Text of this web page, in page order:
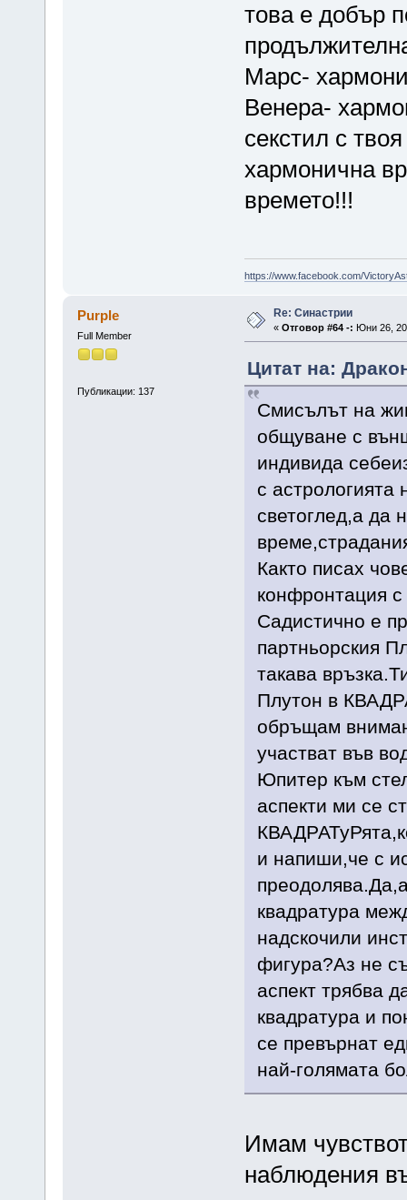
това е добър
Марс-
Венера-
секстил с
хармонична
времето!!!
https://www.facebook.com/
Purple
Full Member
Публикации: 137
Re: Синастрии
« Отговор #64 -: Юни 26,
Цитат на:
Смисълът на
общуване с
индивида
с астрологията
светоглед,а да
Както писах
конфронтация с
Садистично е
партньорския
такава
Плутон в
обръщам
участват във
Юпитер към
аспекти ми се
и напиши,че с
квадратура
надскочили
фигура?Аз не
аспект трябва
квадратура и
се превърнат
най-голямата
Имам
наблюдения